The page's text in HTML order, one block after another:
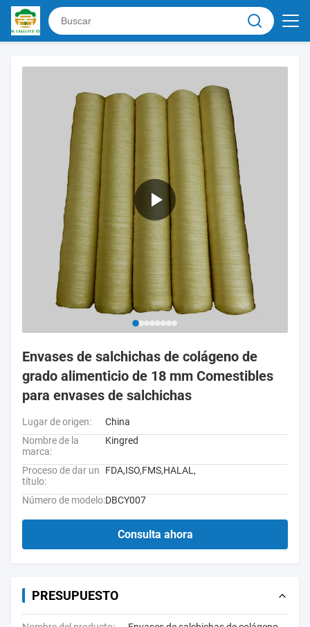
Envases de salchichas de colágeno de
grado alimenticio de 18 mm Comestibles
para envases de salchichas
Lugar de origen:
China
Nombre de la
marca:
Kingred
Proceso de dar un
título:
FDA,ISO,FMS,HALAL,
Número de modelo:DBCY007
Consulta ahora
PRESUPUESTO